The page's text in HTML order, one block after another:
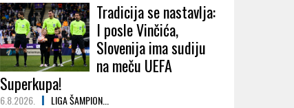
Tradicija se nastavlja:
I posle Vinčića,
Slovenija ima sudiju
na meču UEFA
Superkupa!
6.8.2026. LIGA ŠAMPION...